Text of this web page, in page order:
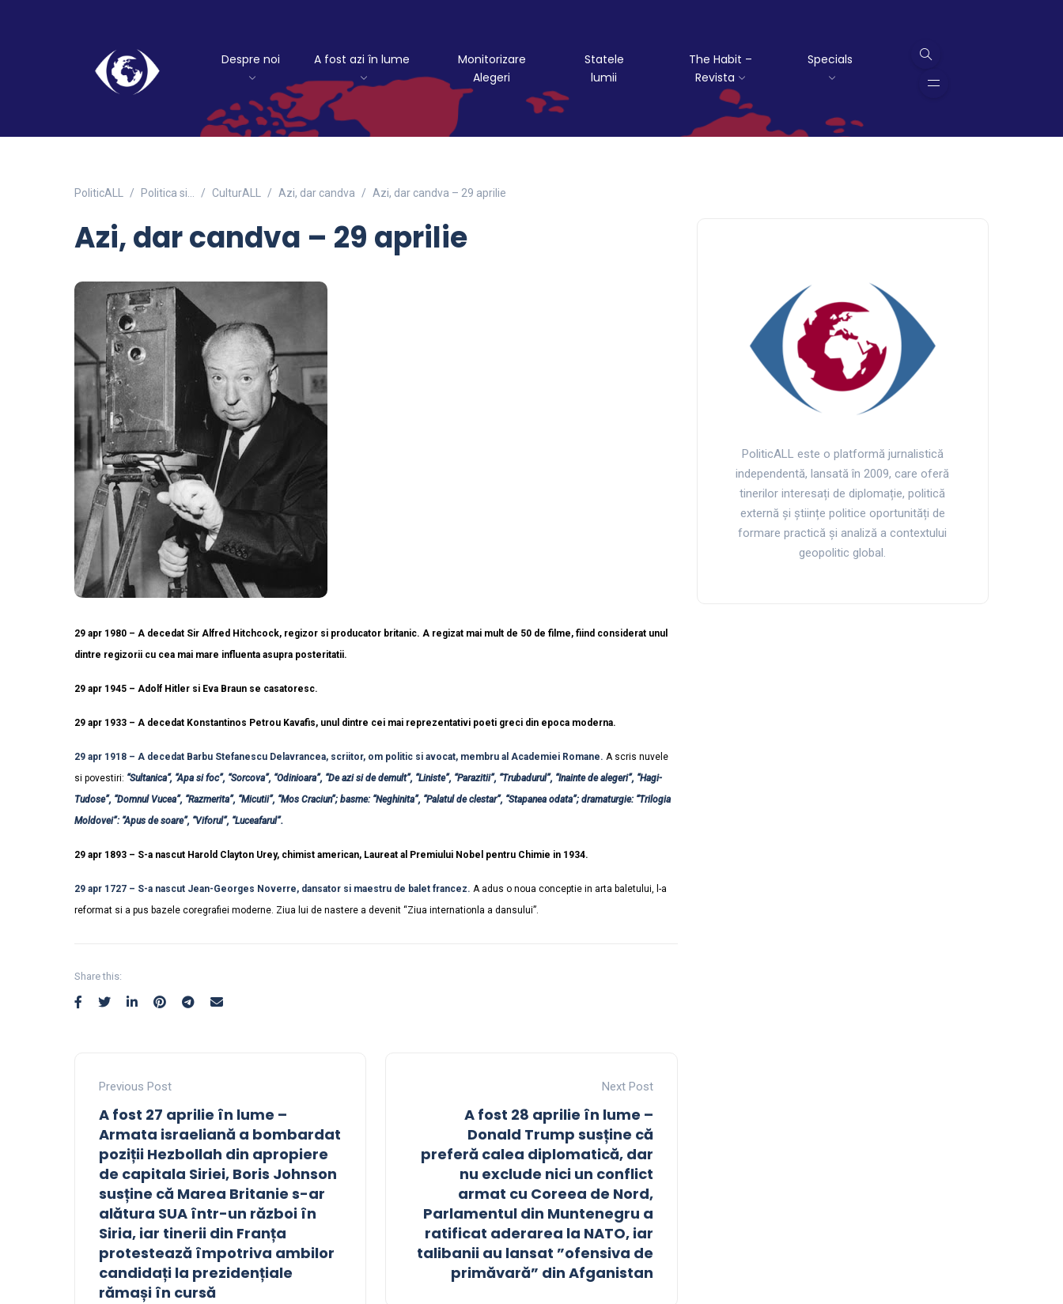
Despre noi A fost azi în lume
Monitorizare
Alegeri
Statele
lumii
The Habit –
Revista
Specials
PoliticALL Politica si… CulturALL Azi, dar candva Azi, dar candva – 29 aprilie
Azi, dar candva – 29 aprilie
29 apr 1980 – A decedat Sir Alfred Hitchcock, regizor si producator britanic. A regizat mai mult de 50 de filme, fiind considerat unul
dintre regizorii cu cea mai mare influenta asupra posteritatii.
29 apr 1945 – Adolf Hitler si Eva Braun se casatoresc.
29 apr 1933 – A decedat Konstantinos Petrou Kavafis, unul dintre cei mai reprezentativi poeti greci din epoca moderna.
29 apr 1918 – A decedat Barbu Stefanescu Delavrancea, scriitor, om politic si avocat, membru al Academiei Romane. A scris nuvele
si povestiri: “Sultanica“, “Apa si foc”, “Sorcova”, “Odinioara”, “De azi si de demult”, “Liniste”, “Parazitii”, “Trubadurul”, “Inainte de alegeri”, “Hagi-
Tudose”, “Domnul Vucea”, “Razmerita”, “Micutii”, “Mos Craciun”; basme: “Neghinita”, “Palatul de clestar”, “Stapanea odata”; dramaturgie: “Trilogia
Moldovei”: “Apus de soare”, “Viforul”, “Luceafarul”.
29 apr 1893 – S-a nascut Harold Clayton Urey, chimist american, Laureat al Premiului Nobel pentru Chimie in 1934.
29 apr 1727 – S-a nascut Jean-Georges Noverre, dansator si maestru de balet francez. A adus o noua conceptie in arta baletului, l-a
reformat si a pus bazele coregrafiei moderne. Ziua lui de nastere a devenit “Ziua internationla a dansului”.
Share this:
Previous Post
A fost 27 aprilie în lume –
Armata israeliană a bombardat
poziții Hezbollah din apropiere
de capitala Siriei, Boris Johnson
susține că Marea Britanie s-ar
alătura SUA într-un război în
Siria, iar tinerii din Franța
protestează împotriva ambilor
candidați la prezidențiale
rămași în cursă
Next Post
A fost 28 aprilie în lume –
Donald Trump susține că
preferă calea diplomatică, dar
nu exclude nici un conflict
armat cu Coreea de Nord,
Parlamentul din Muntenegru a
ratificat aderarea la NATO, iar
talibanii au lansat ”ofensiva de
primăvară” din Afganistan
PoliticALL este o platformă jurnalistică
independentă, lansată în 2009, care oferă
tinerilor interesați de diplomație, politică
externă și științe politice oportunități de
formare practică și analiză a contextului
geopolitic global.